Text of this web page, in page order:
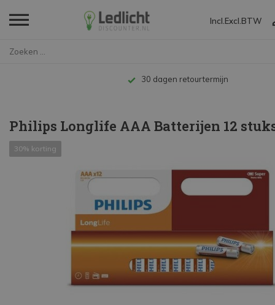
Incl. Excl. BTW
Philips Longlife AAA Batterijen 12
30% korting